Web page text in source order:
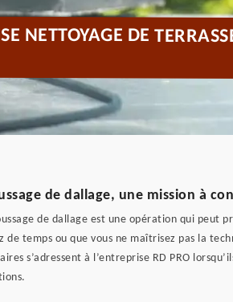
NETTOYAGE DE
de dallage, une mission à
de dallage est une opération qui peut
de temps ou que vous ne maîtrisez pas la
s’adressent à l’entreprise RD PRO